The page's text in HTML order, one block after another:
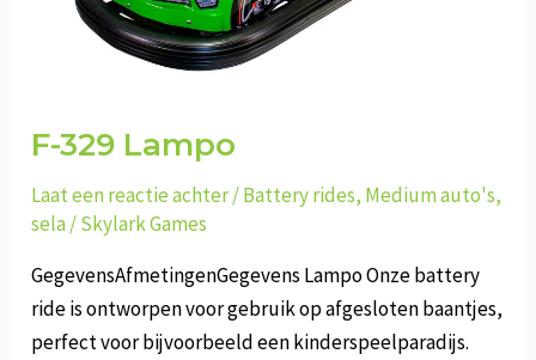
F-329 Lampo
Laat een reactie achter/Battery rides, Medium auto's,
sela/Skylark Games
GegevensAfmetingenGegevens Lampo Onze battery
ride is ontworpen voor gebruik op afgesloten baantjes,
perfect voor bijvoorbeeld een kinderspeelparadijs.